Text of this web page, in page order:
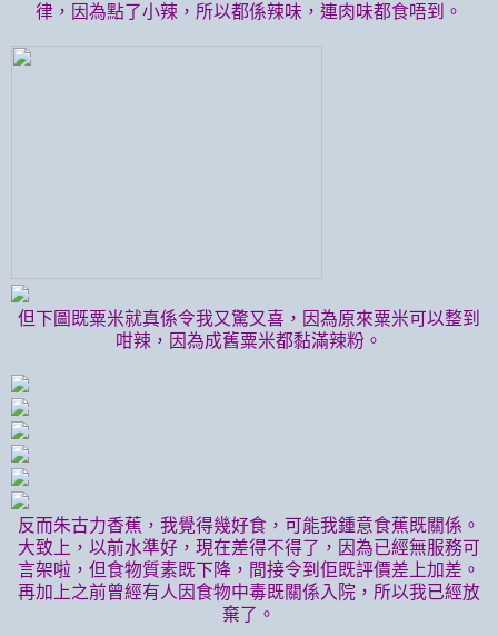
律，因為點了小辣，所以都係辣味，連肉味都食唔到。
但下圖既粟米就真係令我又驚又喜，因為原來粟米可以整到
咁辣，因為成舊粟米都黏滿辣粉。
反而朱古力香蕉，我覺得幾好食，可能我鍾意食蕉既關係。
大致上，以前水準好，現在差得不得了，因為已經無服務可
言架啦，但食物質素既下降，間接令到佢既評價差上加差。
再加上之前曾經有人因食物中毒既關係入院，所以我已經放
棄了。